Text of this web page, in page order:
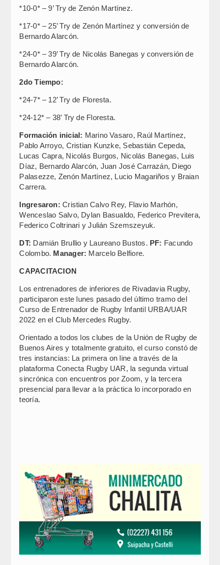
*10-0* – 9’ Try de Zenón Martínez.
*17-0* – 25’ Try de Zenón Martínez y conversión de
Bernardo Alarcón.
*24-0* – 39’ Try de Nicolás Banegas y conversión de
Bernardo Alarcón.
2do Tiempo:
*24-7* – 12’ Try de Floresta.
*24-12* – 38’ Try de Floresta.
Formación inicial: Marino Vasaro, Raúl Martínez,
Pablo Arroyo, Cristian Kunzke, Sebastián Cepeda,
Lucas Capra, Nicolás Burgos, Nicolás Banegas, Luis
Díaz, Bernardo Alarcón, Juan José Carrazán, Diego
Palasezze, Zenón Martínez, Lucio Magariños y Braian
Carrera.
Ingresaron:Cristian Calvo Rey, Flavio Marhón,
Wenceslao Salvo, Dylan Basualdo, Federico Previtera,
Federico Coltrinari y Julián Szemszeyuk.
DT: Damián Brullio y Laureano Bustos. PF: Facundo
Colombo. Manager: Marcelo Belfiore.
CAPACITACION
Los entrenadores de inferiores de Rivadavia Rugby,
participaron este lunes pasado del último tramo del
Curso de Entrenador de Rugby Infantil URBA/UAR
2022 en el Club Mercedes Rugby.
Orientado a todos los clubes de la Unión de Rugby de
Buenos Aires y totalmente gratuito, el curso constó de
tres instancias: La primera on line a través de la
plataforma Conecta Rugby UAR, la segunda virtual
sincrónica con encuentros por Zoom, y la tercera
presencial para llevar a la práctica lo incorporado en
teoría.